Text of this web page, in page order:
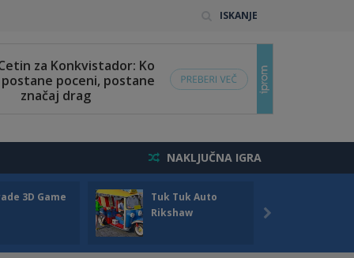
ISKANJE
NAKLJUČNA IGRA
3D Game
Tuk Tuk Auto
Rikshaw
